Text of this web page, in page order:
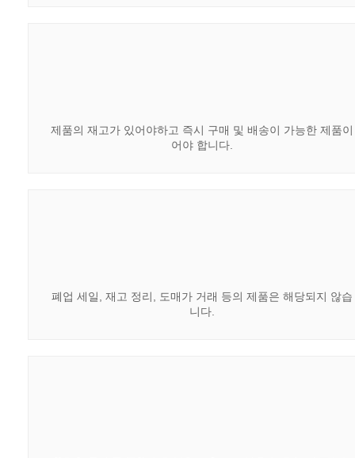
제품의 재고가 있어야하고 즉시 구매 및 배송이 가능한 제품이
어야 합니다.
폐업 세일, 재고 정리, 도매가 거래 등의 제품은 해당되지 않습
니다.